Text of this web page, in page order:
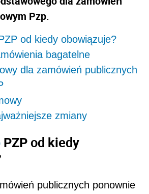
Pzp.
od kiedy obowiązuje?
bagatelne
dla zamówień publicznych
zmiany
PZP od kiedy
publicznych ponownie